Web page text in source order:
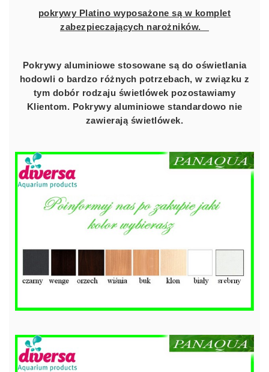
pokrywy Platino wyposażone są w komplet
zabezpieczających narożników.
Pokrywy aluminiowe stosowane są do oświetlania
hodowli o bardzo różnych potrzebach, w związku z
tym dobór rodzaju świetlówek pozostawiamy
Klientom. Pokrywy aluminiowe standardowo nie
zawierają świetlówek.